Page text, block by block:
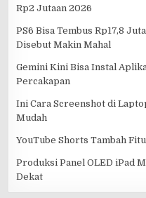
Rp2 Jutaan 2026
PS6 Bisa Tembus Rp17,8
Disebut Makin Mahal
Gemini Kini Bisa Instal
Percakapan
Ini Cara Screenshot di
Mudah
YouTube Shorts Tambah
Produksi Panel OLED iPad
Dekat